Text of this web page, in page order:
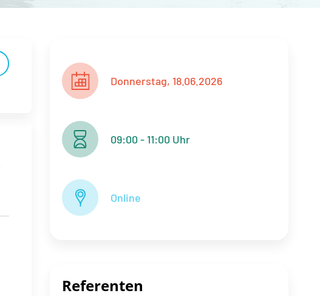
Donnerstag, 18.06.2026
09:00 - 11:00 Uhr
Online
Referenten